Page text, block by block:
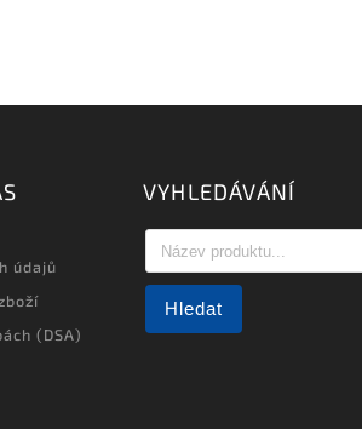
údajů
(DSA)
VYHLEDÁVÁNÍ
Hledat